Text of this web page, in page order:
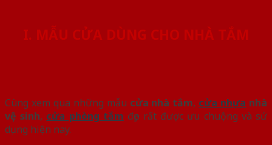
I. MẪU CỬA DÙNG CHO NHÀ TẮM
Cùng xem qua những mẫu cửa nhà tắm, cửa nhựa nhà
vệ sinh, cửa phòng tắm đẹp rất được ưu chuộng và sử
dụng hiện nay.